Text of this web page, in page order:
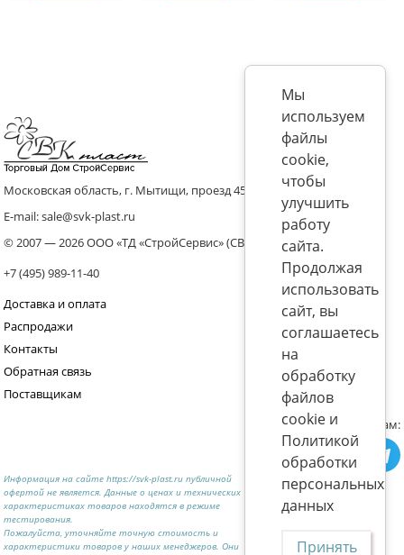
Московская область, г. Мытищи, проезд 4536 владение 8, стр.10
E-mail: sale@svk-plast.ru
© 2007 — 2026 ООО «ТД «СтройСервис» (СВК)
+7 (495) 989-11-40
Доставка и оплата
Распродажи
Контакты
Обратная связь
Поставщикам
Присоединяйтесь к нам:
Информация на сайте https://svk-plast.ru публичной
офертой не является. Данные о ценах и технических
характеристиках товаров находятся в режиме
тестирования.
Пожалуйста, уточняйте точную стоимость и
характеристики товаров у наших менеджеров. Они
Мы
используем
файлы
cookie,
чтобы
улучшить
работу
сайта.
Продолжая
использовать
сайт, вы
соглашаетесь
на
обработку
файлов
cookie и
Политикой
обработки
персональных
данных
Принять